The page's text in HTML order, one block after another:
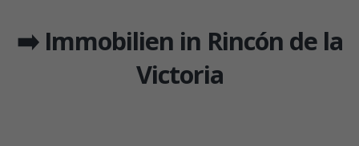
➡️ Immobilien in Rincón de la
Victoria